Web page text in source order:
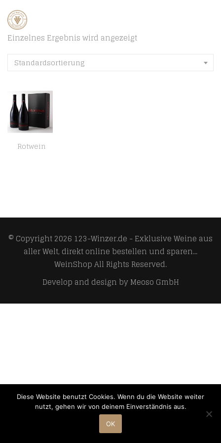
Einzelnes Ergebnis wird angezeigt
Standardsortierung
Rotwein
© Copyright 2026 123-Winzer.de - Exklusive Weine aus
aller Welt, direkt online bestellen und sparen...
WeinShopAll Rights Reserved.
Develop and design byMeoso GmbH
Diese Website benutzt Cookies. Wenn du die Website weiter
nutzt, gehen wir von deinem Einverständnis aus.
OK